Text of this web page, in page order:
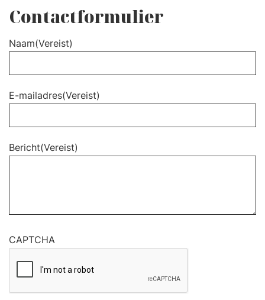
Contactformulier
Naam(Vereist)
E-mailadres(Vereist)
Bericht(Vereist)
CAPTCHA